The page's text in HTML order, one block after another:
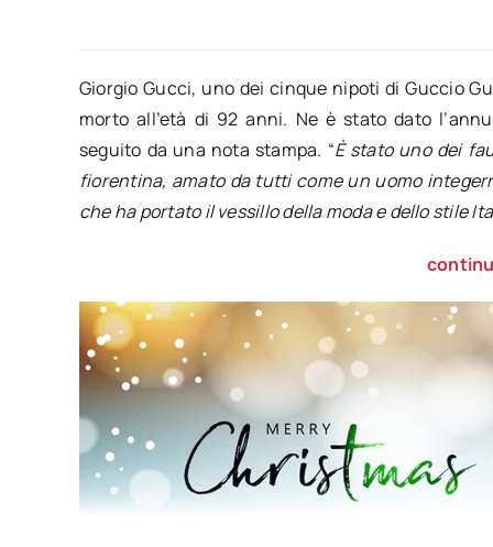
Giorgio Gucci, uno dei cinque nipoti di Guccio
morto all’età di 92 anni. Ne è stato dato
seguito da una nota stampa. “È stato uno dei
fiorentina, amato da tutti come un uomo
che ha portato il vessillo della moda e dello stile